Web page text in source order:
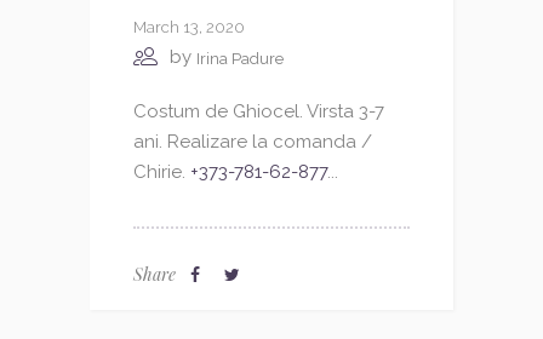
March 13, 2020
by Irina Padure
Costum de Ghiocel. Virsta 3-7
ani. Realizare la comanda /
Chirie. +373-781-62-877...
Share